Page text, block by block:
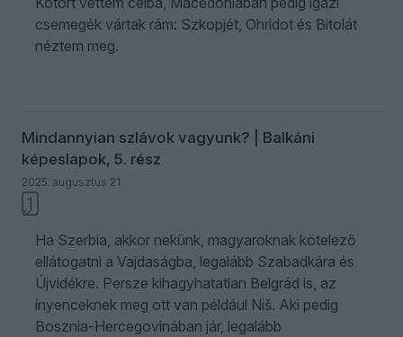
csemegék vártak rám: Szkopjét, Ohridot és Bitolát
néztem meg.
Mindannyian szlávok vagyunk? | Balkáni
képeslapok, 5. rész
2025. augusztus 21.
1
Ha Szerbia, akkor nekünk, magyaroknak kötelező
ellátogatni a Vajdaságba, legalább Szabadkára és
Újvidékre. Persze kihagyhatatlan Belgrád is, az
ínyenceknek meg ott van például Niš. Aki pedig
Bosznia-Hercegovinában jár, legalább